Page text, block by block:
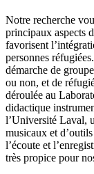
Notre recherche
principaux aspects
favorisent
personnes
démarche de
ou non, et de
déroulée au
didactique
l’Université Laval,
musicaux et
l’écoute et
très propice pour